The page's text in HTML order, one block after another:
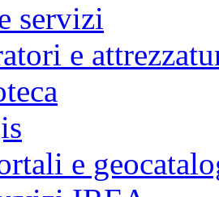
servizi
e
e